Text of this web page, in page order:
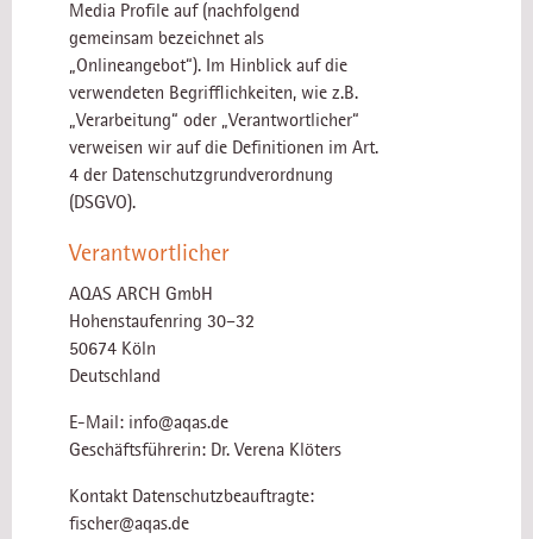
Media Profile auf (nachfolgend
gemeinsam bezeichnet als
„Onlineangebot“). Im Hinblick auf die
verwendeten Begrifflichkeiten, wie z.B.
„Verarbeitung“ oder „Verantwortlicher“
verweisen wir auf die Definitionen im Art.
4 der Datenschutzgrundverordnung
(DSGVO).
Verantwortlicher
AQAS ARCH GmbH
Hohenstaufenring 30–32
50674 Köln
Deutschland
E-Mail: info@aqas.de
Geschäftsführerin: Dr. Verena Klöters
Kontakt Datenschutzbeauftragte:
fischer@aqas.de